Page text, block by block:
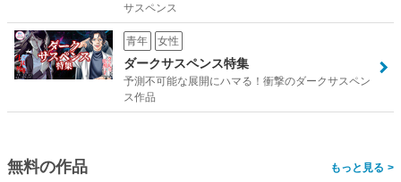
サスペンス
青年 女性
ダークサスペンス特集
予測不可能な展開にハマる！衝撃のダークサスペン
ス作品
無料の作品 >